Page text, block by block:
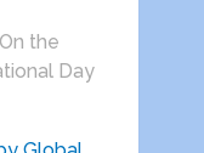
the
Day